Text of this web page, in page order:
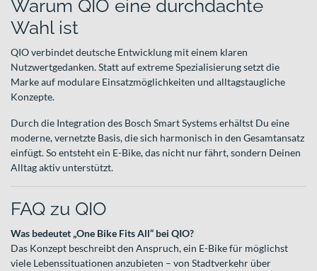
Warum QIO eine durchdachte
Wahl ist
QIO verbindet deutsche Entwicklung mit einem klaren
Nutzwertgedanken. Statt auf extreme Spezialisierung setzt die
Marke auf modulare Einsatzmöglichkeiten und alltagstaugliche
Konzepte.
Durch die Integration des Bosch Smart Systems erhältst Du eine
moderne, vernetzte Basis, die sich harmonisch in den Gesamtansatz
einfügt. So entsteht ein E-Bike, das nicht nur fährt, sondern Deinen
Alltag aktiv unterstützt.
FAQ zu QIO
Was bedeutet „One Bike Fits All“ bei QIO?
Das Konzept beschreibt den Anspruch, ein E-Bike für möglichst
viele Lebenssituationen anzubieten – von Stadtverkehr über